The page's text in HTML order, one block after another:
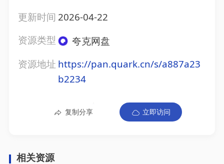
更新时间 2026-04-22
资源类型
夸克网盘
资源地址 https://pan.quark.cn/s/a887a23
b2234
复制分享 立即访问
相关资源